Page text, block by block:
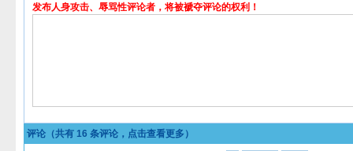
发布人身攻击、辱骂性评论者，将被褫夺评论的权利！
评论（共有 16 条评论，点击查看更多）